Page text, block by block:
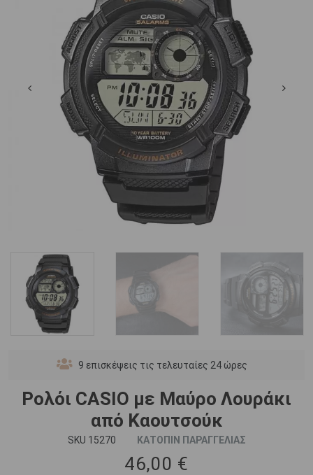
9 επισκέψεις τις τελευταίες 24 ώρες
Ρολόι CASIO με Μαύρο Λουράκι
από Καουτσούκ
SKU 15270 ΚΑΤΟΠΙΝ ΠΑΡΑΓΓΕΛΙΑΣ
46,00 €